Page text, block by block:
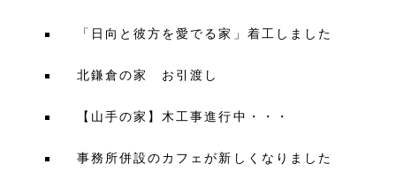
「日向と彼方を愛でる家」着工しました
北鎌倉の家 お引渡し
【山手の家】木工事進行中・・・
事務所併設のカフェが新しくなりました